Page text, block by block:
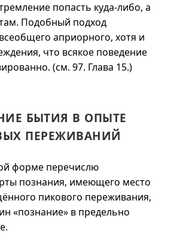
попасть куда-либо, а
Подобный подход
априорного, хотя и
что всякое поведение
(см. 97. Глава 15.)
БЫТИЯ В ОПЫТЕ
ПЕРЕЖИВАНИЙ
форме перечислю
познания, имеющего место
пикового переживания,
«познание» в предельно